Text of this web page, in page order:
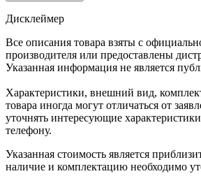
Дисклеймер
Все описания товара взяты с
производителя или предоставлены
Указанная информация не является
Характеристики, внешний вид,
товара иногда могут отличаться от
уточнять интересующие
телефону.
Указанная стоимость является
наличие и комплектацию необходимо